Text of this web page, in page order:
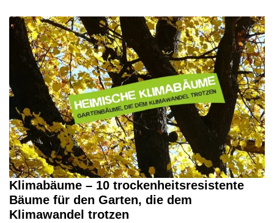
Klimabäume – 10 trockenheitsresistente
Bäume für den Garten, die dem
Klimawandel trotzen